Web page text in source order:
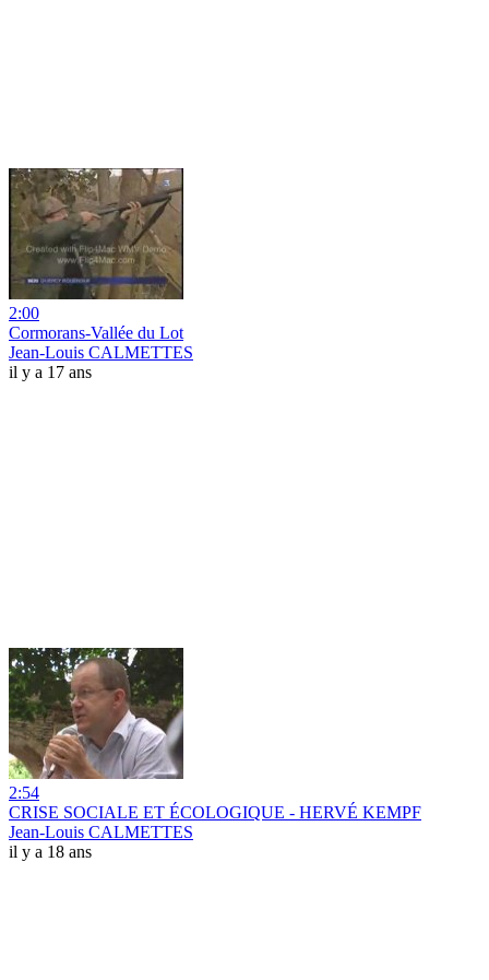
2:00
Cormorans-Vallée du Lot
Jean-Louis CALMETTES
il y a 17 ans
2:54
CRISE SOCIALE ET ÉCOLOGIQUE - HERVÉ KEMPF
Jean-Louis CALMETTES
il y a 18 ans